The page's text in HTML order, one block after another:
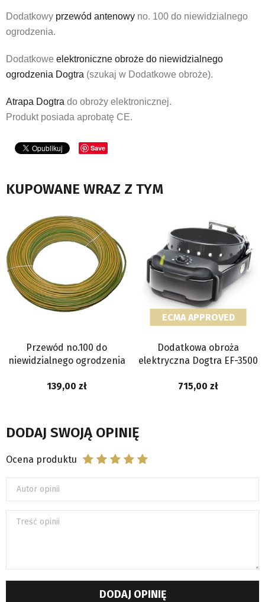
Dodatkowy przewód antenowy no. 100 do niewidzialnego
ogrodzenia.
Dodatkowe elektroniczne obroże do niewidzialnego
ogrodzenia Dogtra (szukaj w Dodatkowe obroże).
Atrapa Dogtra do obroży elektronicznej.
Produkt posiada aprobatę CE.
Save
KUPOWANE WRAZ Z TYM
Przewód no.100 do
niewidzialnego ogrodzenia
139,00
ECMA APPROVED
Dodatkowa obroża
elektryczna Dogtra EF-3500
715,00
DODAJ SWOJĄ OPINIĘ
Ocena produktu
Autor opinii
Treść opinii
DODAJ OPINIĘ